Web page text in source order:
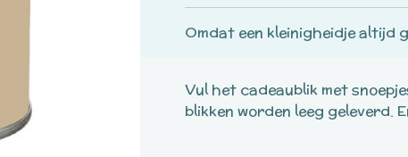
Omdat een kleinigheidje altijd
Vul het cadeaublik met
blikken worden leeg geleverd.